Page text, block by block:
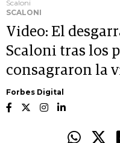
Scaloni
SCALONI
Video: El
Scaloni tras los
consagraron la
Forbes Digital